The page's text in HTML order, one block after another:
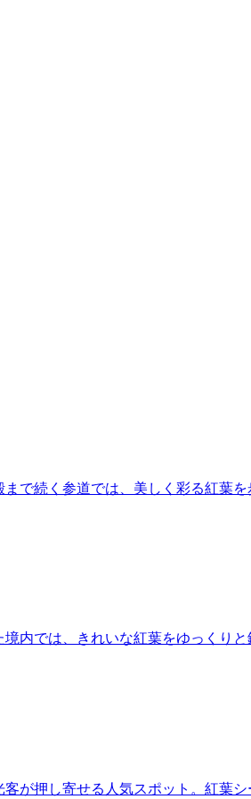
で続く参道では、美しく彩る紅葉を
内では、きれいな紅葉をゆっくりと
が押し寄せる人気スポット。紅葉シ